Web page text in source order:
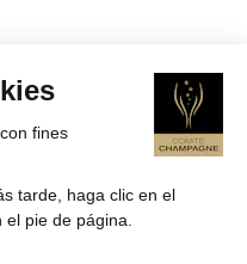
fines
tarde, haga clic en el
pie de página.